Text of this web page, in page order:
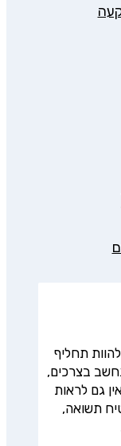
תחליף
בצרכים,
גם לראות
תשואה,